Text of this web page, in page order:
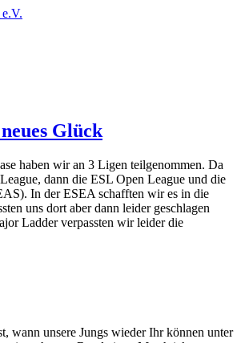
Glück
haben wir an 3 Ligen teilgenommen. Da
dann die ESL Open League und die
In der ESEA schafften wir es in die
uns dort aber dann leider geschlagen
Ladder verpassten wir leider die
wann unsere Jungs wieder Ihr können unter